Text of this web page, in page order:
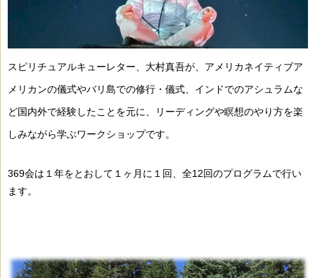
スピリチュアルキューレター、大村真吾が、 アメリカネイティブア
メリカンの儀式やバリ島での修行・儀式、インドでのアシュラムな
ど国内外で経験したことを元に、リーディングや瞑想のやり方を楽
しみながら学ぶワークショップです。
369会は１年をとおして１ヶ月に１回、全12回のプログラムで行い
ます。